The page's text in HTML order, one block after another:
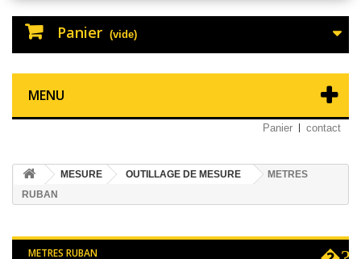
Panier (vide)
MENU
Panier contact
MESURE OUTILLAGE DE MESURE
METRES
RUBAN
METRES RUBAN